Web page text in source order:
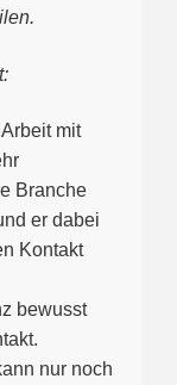
mit
Branche
er dabei
Kontakt
bewusst
nur noch